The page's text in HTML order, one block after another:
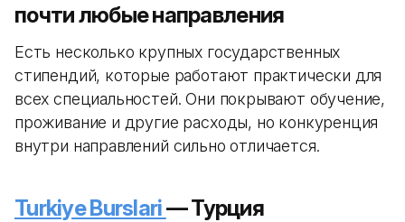
почти любые направления
Есть несколько крупных государственных
стипендий, которые работают практически для
всех специальностей. Они покрывают обучение,
проживание и другие расходы, но конкуренция
внутри направлений сильно отличается.
Turkiye Burslari— Турция